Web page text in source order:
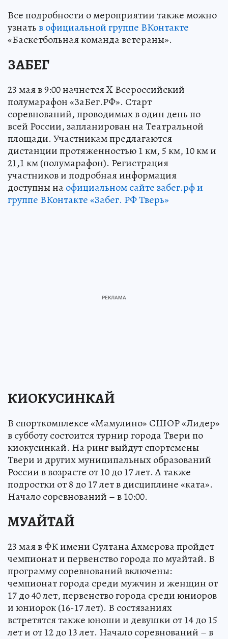
Все подробности о мероприятии также можно
узнатьв официальной группе ВКонтакте
«Баскетбольная команда ветераны».
ЗАБЕГ
23 мая в 9:00 начнется X Всероссийский
полумарафон «ЗаБег.РФ». Старт
соревнований, проводимых в один день по
всей России, запланирован на Театральной
площади. Участникам предлагаются
дистанции протяженностью 1 км, 5 км, 10 км и
21,1 км (полумарафон). Регистрация
участников и подробная информация
доступны наофициальном сайте забег.рф и
группе ВКонтакте «Забег. РФ Тверь»
КИОКУСИНКАЙ
В спорткомплексе «Мамулино» СШОР «Лидер»
в субботу состоится турнир города Твери по
киокусинкай. На ринг выйдут спортсмены
Твери и других муниципальных образований
России в возрасте от 10 до 17 лет. А также
подростки от 8 до 17 лет в дисциплине «ката».
Начало соревнований – в 10:00.
МУАЙТАЙ
23 мая в ФК имени Султана Ахмерова пройдет
чемпионат и первенство города по муайтай. В
программу соревнований включены:
чемпионат города среди мужчин и женщин от
17 до 40 лет, первенство города среди юниоров
и юниорок (16-17 лет). В состязаниях
встретятся также юноши и девушки от 14 до 15
лет и от 12 до 13 лет. Начало соревнований – в